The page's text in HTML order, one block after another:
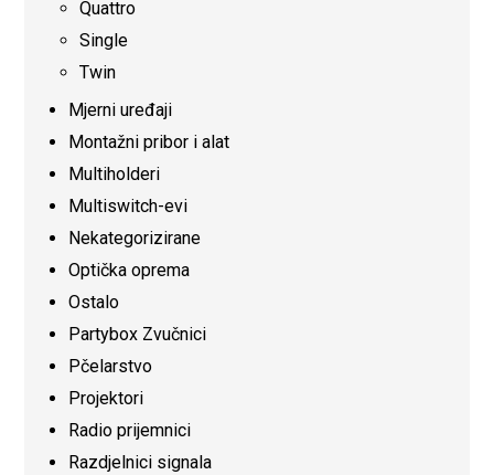
Quattro
Single
Twin
Mjerni uređaji
Montažni pribor i alat
Multiholderi
Multiswitch-evi
Nekategorizirane
Optička oprema
Ostalo
Partybox Zvučnici
Pčelarstvo
Projektori
Radio prijemnici
Razdjelnici signala